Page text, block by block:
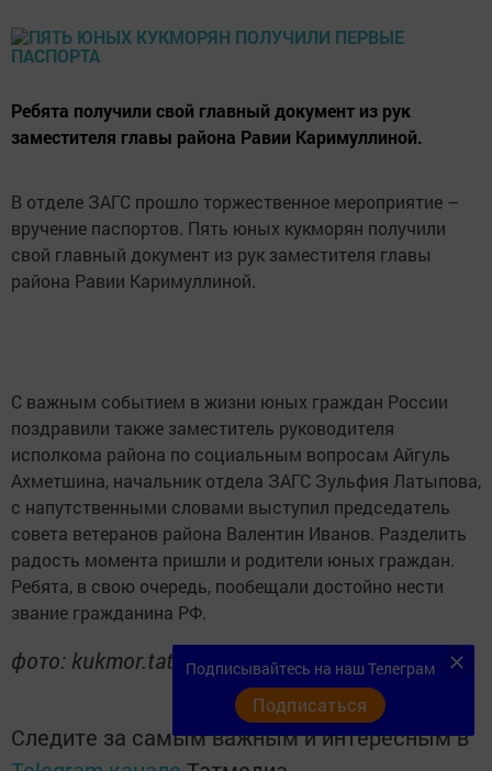
Ребята получили свой главный документ из рук
заместителя главы района Равии Каримуллиной.
В отделе ЗАГС прошло торжественное мероприятие –
вручение паспортов. Пять юных кукморян получили
свой главный документ из рук заместителя главы
района Равии Каримуллиной.
С важным событием в жизни юных граждан России
поздравили также заместитель руководителя
исполкома района по социальным вопросам Айгуль
Ахметшина, начальник отдела ЗАГС Зульфия Латыпова,
с напутственными словами выступил председатель
совета ветеранов района Валентин Иванов. Разделить
радость момента пришли и родители юных граждан.
Ребята, в свою очередь, пообещали достойно нести
звание гражданина РФ.
фото: kukmor.tatarstan.ru
Следите за самым важным и интересным в
Подписывайтесь на наш Телеграм
Подписаться